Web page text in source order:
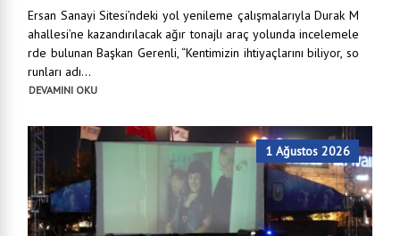
Ersan Sanayi Sitesi’ndeki yol yenileme çalışmalarıyla Durak M
ahallesi’ne kazandırılacak ağır tonajlı araç yolunda incelemele
rde bulunan Başkan Gerenli, “Kentimizin ihtiyaçlarını biliyor, so
runları adı...
DEVAMINI OKU
1 Ağustos 2026